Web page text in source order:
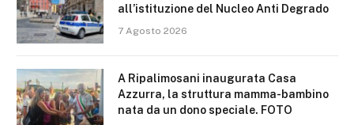
all’istituzione del Nucleo Anti Degrado
7 Agosto 2026
A Ripalimosani inaugurata Casa
Azzurra, la struttura mamma-bambino
nata da un dono speciale. FOTO